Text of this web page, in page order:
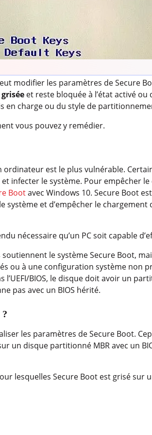
modifier les paramètres de Secure
et reste bloquée à l’état activé
en charge ou du style de
vous pouvez y remédier.
ordinateur est le plus vulnérable.
infecter le système. Pour empêcher
Bootavec Windows 10. Secure Boot
et d’empêcher le
nécessaire qu’un PC soit capable
le système Secure Boot,
ou à une configuration système non
l’UEFI/BIOS, le disque doit avoir un
pas avec un BIOS hérité.
les paramètres de Secure Boot.
un disque partitionné MBR avec un
lesquelles Secure Boot est grisé sur